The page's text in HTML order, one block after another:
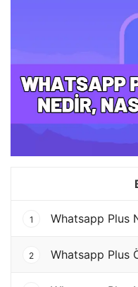
1 Whatsapp Plus
2 Whatsapp Plus